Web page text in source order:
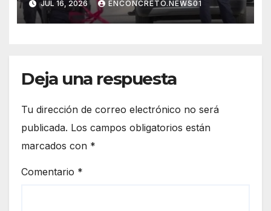
privado de la libertad en
Hermosillo.
JUL 16, 2026 ENCONCRETO.NEWS01
Deja una respuesta
Tu dirección de correo electrónico no será
publicada. Los campos obligatorios están
marcados con *
Comentario *